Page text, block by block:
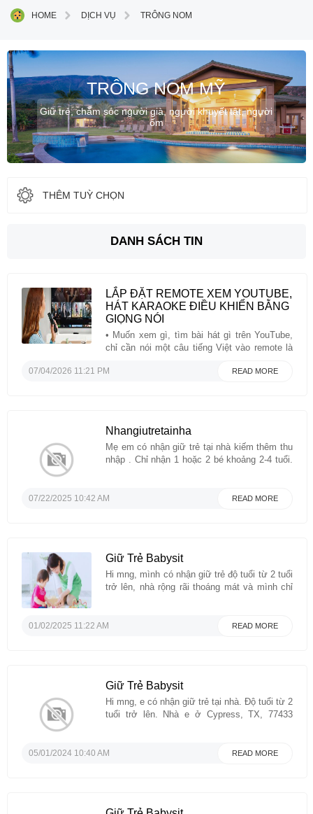
HOME DỊCH VỤ TRÔNG NOM
TRÔNG NOM MỸ
Giữ trẻ, chăm sóc người già, người khuyết tật, người
ốm
THÊM TUỲ CHỌN
DANH SÁCH TIN
LẮP ĐẶT REMOTE XEM YOUTUBE,
HÁT KARAOKE ĐIỀU KHIỂN BẰNG
GIỌNG NÓI
• Muốn xem gì, tìm bài hát gì trên YouTube,
chỉ cần nói một câu tiếng Việt vào remote là
TV• Thiết bị hoạt động tốt với tất cả TV đời
07/04/2026 11:21 PM READ MORE
Nhangiutretainha
Mẹ em có nhận giữ trẻ tại nhà kiếm thêm thu
nhập . Chỉ nhận 1 hoặc 2 bé khoảng 2-4 tuổi.
(713)3305127...
07/22/2025 10:42 AM READ MORE
Giữ Trẻ Babysit
Hi mng, mình có nhận giữ trẻ độ tuổi từ 2 tuổi
trở lên, nhà rộng rãi thoáng mát và mình chỉ
có thể cho bé ăn dặm trong ngày.Ai ...
01/02/2025 11:22 AM READ MORE
Giữ Trẻ Babysit
Hi mng, e có nhận giữ trẻ tại nhà. Độ tuổi từ 2
tuổi trở lên. Nhà e ở Cypress, TX, 77433
chơi thoải máiMình chỉ nhận giữ khoảng 1-3
05/01/2024 10:40 AM READ MORE